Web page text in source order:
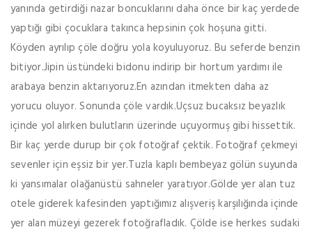
yanında getirdiği nazar boncuklarını daha önce bir kaç yerdede
yaptığı gibi çocuklara takınca hepsinin çok hoşuna gitti.
Köyden ayrılıp çöle doğru yola koyuluyoruz. Bu seferde benzin
bitiyor.Jipin üstündeki bidonu indirip bir hortum yardımı ile
arabaya benzin aktarıyoruz.En azından itmekten daha az
yorucu oluyor. Sonunda çöle vardık.Uçsuz bucaksız beyazlık
içinde yol alırken bulutların üzerinde uçuyormuş gibi hissettik.
Bir kaç yerde durup bir çok fotoğraf çektik. Fotoğraf çekmeyi
sevenler için eşsiz bir yer.Tuzla kaplı bembeyaz gölün suyunda
ki yansımalar olağanüstü sahneler yaratıyor.Gölde yer alan tuz
otele giderek kafesinden yaptığımız alışveriş karşılığında içinde
yer alan müzeyi gezerek fotoğrafladık. Çölde ise herkes sudaki